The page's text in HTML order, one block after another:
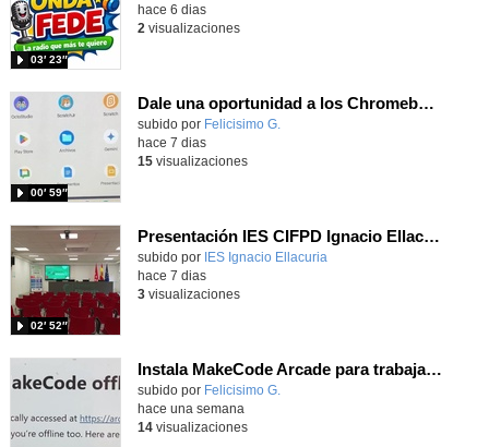
03′ 23″
hace 6 dias
2 visualizaciones
Dale una oportunidad a los Chromebooks y utiliza un proyector para realizar talleres si no tienes pantallas táctiles
Contenido educativo.
subido por Felicisimo G.
00′ 59″
hace 7 dias
15visualizaciones
Presentación IES CIFPD Ignacio Ellacuría
Contenido educativo.
subido por IES Ignacio Ellacuria
02′ 52″
hace 7 dias
3visualizaciones
Instala MakeCode Arcade para trabajar offline en tu tablet, ordenador, Chromebook
Contenido educativo.
subido por Felicisimo G.
hace una semana
14visualizaciones